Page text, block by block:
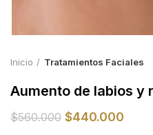
Inicio Tratamientos Faciales
Aumento de labios y
$560.000 El
$440.000